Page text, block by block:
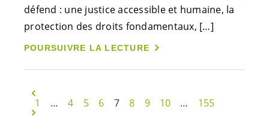
défend : une justice accessible et humaine, la
protection des droits fondamentaux, […]
POURSUIVRE LA LECTURE
1 … 4 5 6 7 8 9 10 … 155